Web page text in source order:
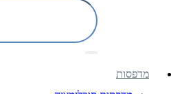
מדפסות